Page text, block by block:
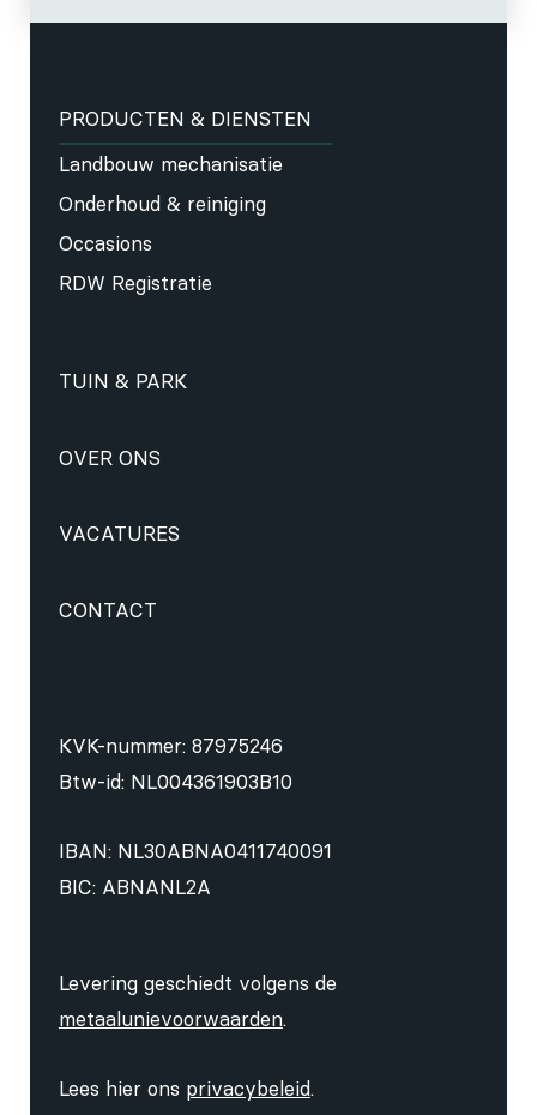
PRODUCTEN & DIENSTEN
Landbouw mechanisatie
Onderhoud & reiniging
Occasions
RDW Registratie
TUIN & PARK
OVER ONS
VACATURES
CONTACT
KVK-nummer: 87975246
Btw-id: NL004361903B10
IBAN: NL30ABNA0411740091
BIC: ABNANL2A
Levering geschiedt volgens de
metaalunievoorwaarden.
Lees hier ons privacybeleid.